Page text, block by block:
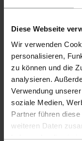
Diese Webseite
Wir verwenden
personalisieren,
zu können und die
analysieren.
Verwendung
soziale Medien,
Partner führen
weiteren Daten
incl. VAT
Alternative
CUSTOMIZABLE